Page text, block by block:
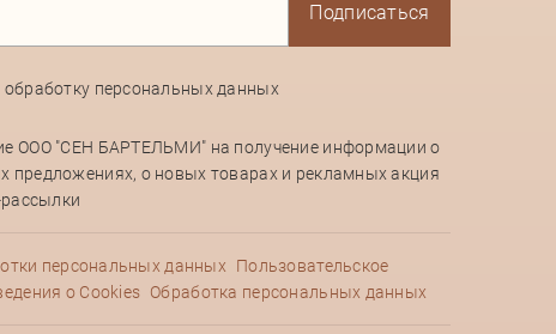
Подписаться
обработку персональных данных
ООО "СЕН БАРТЕЛЬМИ" на получение информации о
предложениях, о новых товарах и рекламных акция
персональных данных
Пользовательское
о Cookies Обработка персональных данных